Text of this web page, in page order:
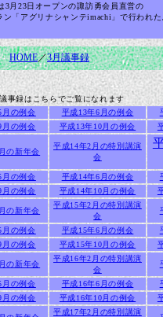
3月23日オープンの諏訪勇会員直営の
ン「アグリナシャンテimachi」で行われた
HOME／3月議事録
事録はこちらでご覧になれます
月の例会 平成13年6月の例会
月の例会 平成13年10月の例会
の新年会
平成14年2月の特別講演
会
月の例会 平成14年6月の例会
月の例会 平成14年10月の例会
の新年会
平成15年2月の特別講演
会
月の例会 平成15年6月の例会
月の例会 平成15年10月の例会
の新年会
平成16年2月の特別講演
会
月の例会 平成16年6月の例会
月の例会 平成16年10月の例会
平成17年2月の特別講演